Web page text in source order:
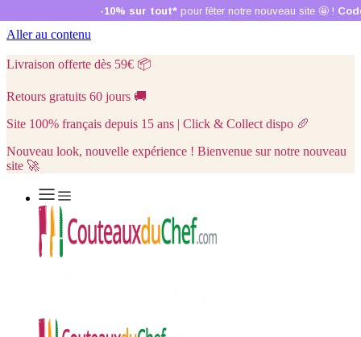
Aller au contenu
Livraison offerte dès 59€ 📦
Retours gratuits 60 jours 🚚
Site 100% français depuis 15 ans | Click & Collect dispo 🥖
Nouveau look, nouvelle expérience ! Bienvenue sur notre nouveau
site 🚀